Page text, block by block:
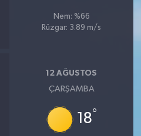
Nem: %66
Rüzgar: 3.89 m/s
12 AĞUSTOS
ÇARŞAMBA
18°